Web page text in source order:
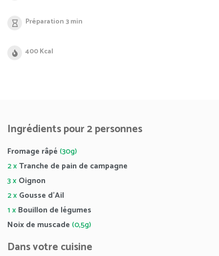
Préparation 3 min
400 Kcal
Ingrédients pour 2 personnes
Fromage râpé (30g)
2 xTranche de pain de campagne
3 xOignon
2 xGousse d’Ail
1 xBouillon de légumes
Noix de muscade (0,5g)
Dans votre cuisine